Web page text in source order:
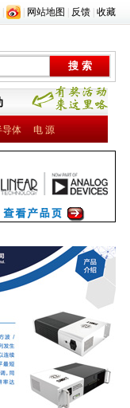
网站地图 反馈 收藏
导体 电 源